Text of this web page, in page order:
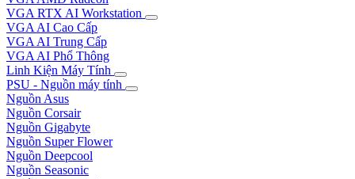
VGA RTX AI Workstation
VGA AI Cao Cấp
VGA AI Trung Cấp
VGA AI Phổ Thông
Linh Kiện Máy Tính
PSU - Nguồn máy tính
Nguồn Asus
Nguồn Corsair
Nguồn Gigabyte
Nguồn Super Flower
Nguồn Deepcool
Nguồn Seasonic